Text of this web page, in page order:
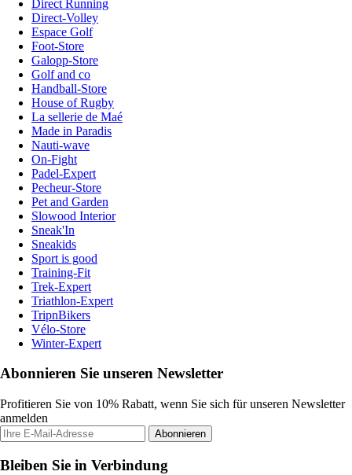
Direct Running
Direct-Volley
Espace Golf
Foot-Store
Galopp-Store
Golf and co
Handball-Store
House of Rugby
La sellerie de Maé
Made in Paradis
Nauti-wave
On-Fight
Padel-Expert
Pecheur-Store
Pet and Garden
Slowood Interior
Sneak'In
Sneakids
Sport is good
Training-Fit
Trek-Expert
Triathlon-Expert
TripnBikers
Vélo-Store
Winter-Expert
Abonnieren Sie unseren Newsletter
Profitieren Sie von 10% Rabatt, wenn Sie sich für unseren Newsletter
anmelden
Abonnieren
Bleiben Sie in Verbindung